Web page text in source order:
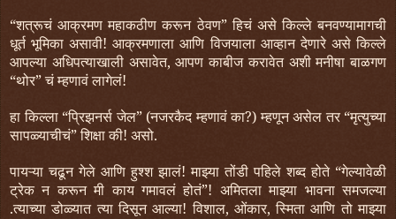
“शत्रूचं आक्रमण महाकठीण करून ठेवण” हिचं असे किल्ले बनवण्यामागची
धूर्त भूमिका असावी! आक्रमणाला आणि विजयाला आव्हान देणारे असे किल्ले
आपल्या अधिपत्याखाली असावेत, आपण काबीज करावेत अशी मनीषा बाळगण
“थोर” चं म्हणावं लागेलं!
हा किल्ला “प्रिझनर्स जेल” (नजरकैद म्हणावं का?) म्हणून असेल तर “मृत्युच्या
सापळ्याचीचं” शिक्षा की! असो.
पायऱ्या चढून गेले आणि हुश्श झालं! माझ्या तोंडी पहिले शब्द होते “गेल्यावेळी
ट्रेक न करून मी काय गमावलं होतं”! अमितला माझ्या भावना समजल्या
.त्याच्या डोळ्यात त्या दिसून आल्या! विशाल, ओंकार, स्मिता आणि तो माझ्या